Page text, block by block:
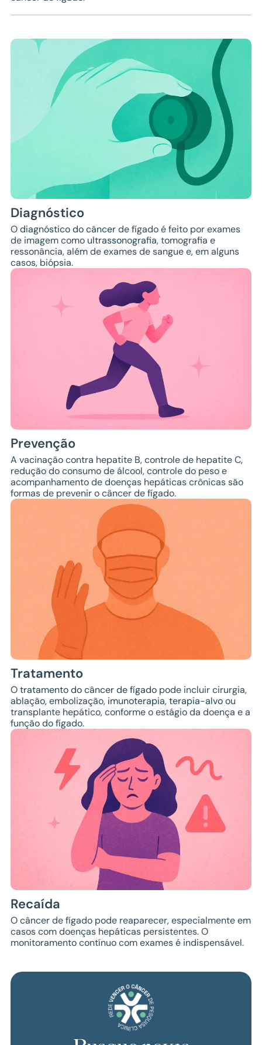
Diagnóstico
Odiagnóstico do câncerde fígado é feito por exames
de imagem como ultrassonografia, tomografia e
ressonância, além de exames de sangue e, em alguns
casos, biópsia.
Prevenção
A vacinação contra hepatite B, controle de hepatite C,
redução do consumo de álcool, controle do peso e
acompanhamento de doenças hepáticas crônicas são
formas de prevenir o câncer de fígado.
Tratamento
Otratamento do câncer de fígadopode incluir cirurgia,
ablação, embolização, imunoterapia,terapia-alvoou
transplante hepático, conforme o estágio da doença e a
função do fígado.
Recaída
O câncer de fígado pode reaparecer, especialmente em
casos com doenças hepáticas persistentes. O
monitoramento contínuo com exames é indispensável.